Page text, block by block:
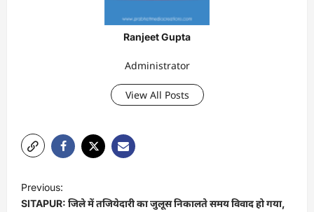
Ranjeet Gupta
Administrator
View All Posts
o
Previous:
SITAPUR: जिले में तजियेदारी का जुलूस निकालते समय विवाद हो गया,